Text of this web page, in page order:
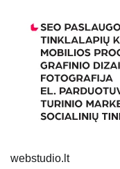
webstudio.lt